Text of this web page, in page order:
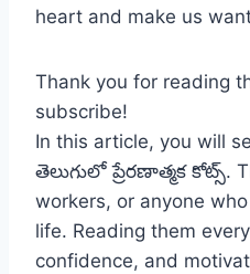
heart and make us
Thank you for reading
subscribe!
In this article, you will
తెలుగులో ప్రేరణాత్మక కోట్స్.
workers, or anyone
life. Reading them
confidence, and